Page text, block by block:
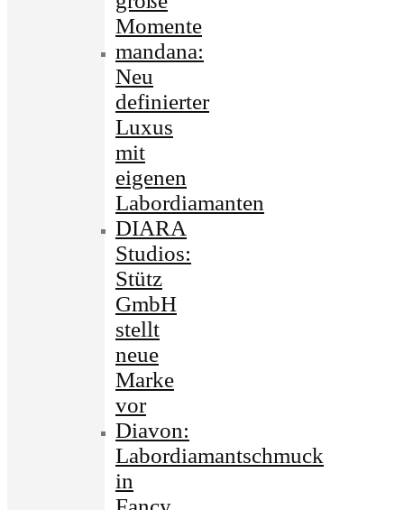
Momente
mandana:
Neu
definierter
Luxus
mit
eigenen
Labordiamanten
DIARA
Studios:
Stütz
GmbH
stellt
neue
Marke
vor
Diavon:
Labordiamantschmuck
in